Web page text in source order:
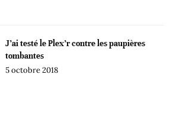
J’ai testé le Plex’r contre les paupières
tombantes
5 octobre 2018